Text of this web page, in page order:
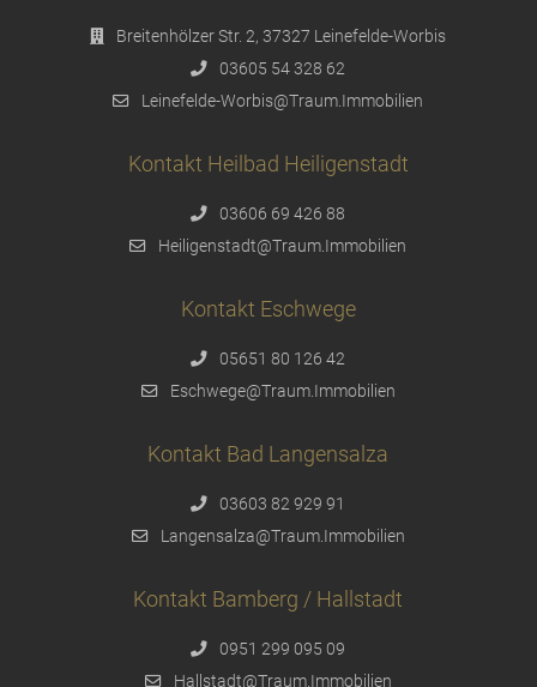
Breitenhölzer Str. 2, 37327 Leinefelde-Worbis
03605 54 328 62
Leinefelde-Worbis@Traum.Immobilien
Kontakt Heilbad Heiligenstadt
03606 69 426 88
Heiligenstadt@Traum.Immobilien
Kontakt Eschwege
05651 80 126 42
Eschwege@Traum.Immobilien
Kontakt Bad Langensalza
03603 82 929 91
Langensalza@Traum.Immobilien
Kontakt Bamberg / Hallstadt
0951 299 095 09
Hallstadt@Traum.Immobilien